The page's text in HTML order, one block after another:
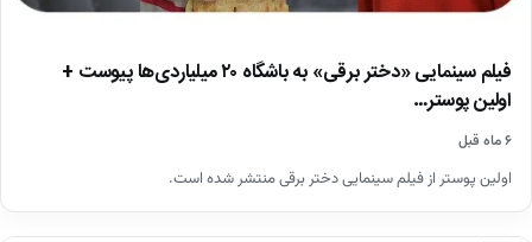
فیلم سینمایی «دختر برقی» به باشگاه ۲۰ میلیاردی‌ها پیوست +
اولین پوستر…
۶ ماه قبل
اولین پوستر از فیلم سینمایی دختر برقی منتشر شده است.